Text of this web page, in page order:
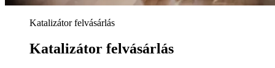
Katalizátor felvásárlás
Katalizátor felvásárlás